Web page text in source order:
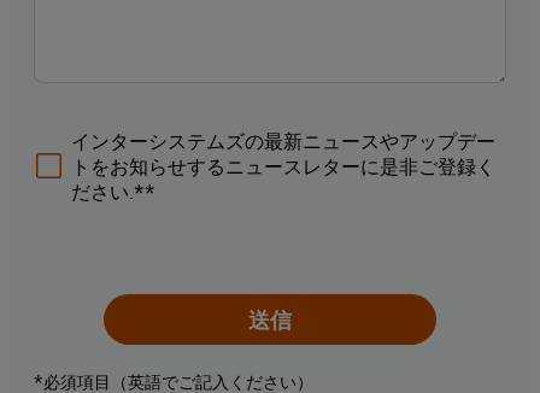
インターシステムズの最新ニュースやアップデー
トをお知らせするニュースレターに是非ご登録く
ださい.**
送信
*必須項目（英語でご記入ください）